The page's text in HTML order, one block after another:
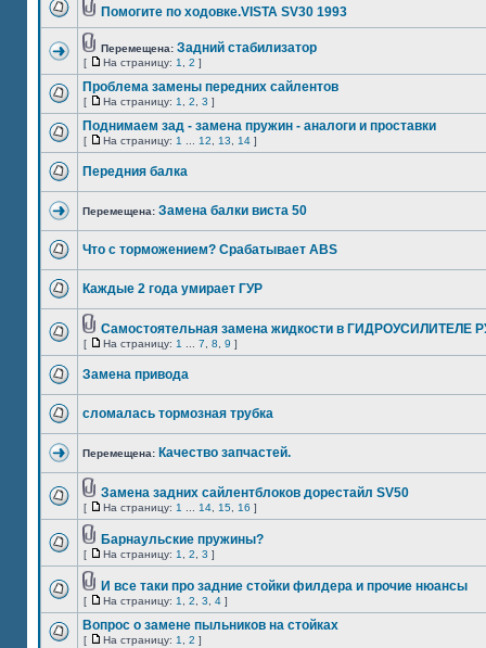
Помогите по ходовке.VISTA SV30 1993
Перемещена: Задний стабилизатор
[ На страницу: 1 2 ]
Проблема замены передних сайлентов
[ На страницу: 1 2 3 ]
Поднимаем зад - замена пружин - аналоги и проставки
[ На страницу: 1 12 13 14 ]
Передния балка
Перемещена: Замена балки виста 50
Что с торможением? Срабатывает ABS
Каждые 2 года умирает ГУР
Самостоятельная замена жидкости в ГИДРОУСИЛИТЕЛЕ
[ На страницу: 1 7 8 9 ]
Замена привода
сломалась тормозная трубка
Перемещена: Качество запчастей.
Замена задних сайлентблоков дорестайл SV50
[ На страницу: 1 14 15 16 ]
Барнаульские пружины?
[ На страницу: 1 2 3 ]
И все таки про задние стойки филдера и прочие нюансы
[ На страницу: 1 2 3 4 ]
Вопрос о замене пыльников на стойках
[ На страницу: 1 2 ]